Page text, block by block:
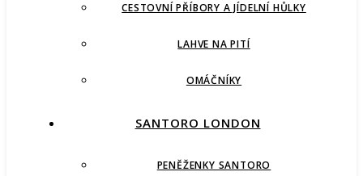
CESTOVNÍ PŘÍBORY A JÍDELNÍ HŮLKY
LAHVE NA PITÍ
OMÁČNÍKY
SANTORO LONDON
PENĚŽENKY SANTORO